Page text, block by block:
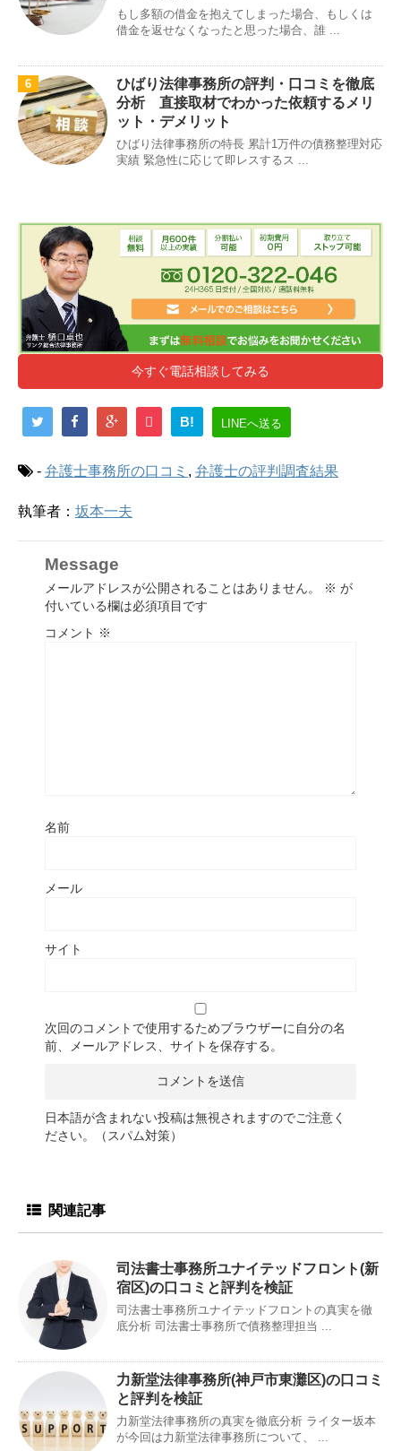
もし多額の借金を抱えてしまった場合、もしくは
借金を返せなくなったと思った場合、誰 ...
6
ひばり法律事務所の評判・口コミを徹底
分析 直接取材でわかった依頼するメリ
ット・デメリット
ひばり法律事務所の特長 累計1万件の債務整理対応
実績 緊急性に応じて即レスするス ...
今すぐ電話相談してみる
B! LINEへ送る
- 弁護士事務所の口コミ , 弁護士の評判調査結果
執筆者： 坂本一夫
Message
メールアドレスが公開されることはありません。 ※ が
付いている欄は必須項目です
コメント ※
名前
メール
サイト
次回のコメントで使用するためブラウザーに自分の名
前、メールアドレス、サイトを保存する。
日本語が含まれない投稿は無視されますのでご注意く
ださい。（スパム対策）
関連記事
司法書士事務所ユナイテッドフロント(新
宿区)の口コミと評判を検証
司法書士事務所ユナイテッドフロントの真実を徹
底分析 司法書士事務所で債務整理担当 ...
力新堂法律事務所(神戸市東灘区)の口コミ
と評判を検証
力新堂法律事務所の真実を徹底分析 ライター坂本
が今回は力新堂法律事務所について、 ...